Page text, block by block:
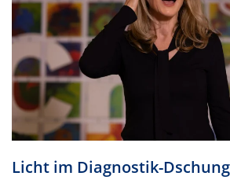
Licht im Diagnostik-Dschung